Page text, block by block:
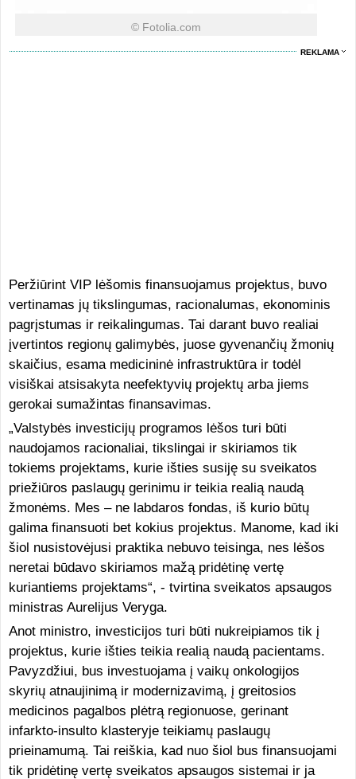
© Fotolia.com
REKLAMA
Peržiūrint VIP lėšomis finansuojamus projektus, buvo
vertinamas jų tikslingumas, racionalumas, ekonominis
pagrįstumas ir reikalingumas. Tai darant buvo realiai
įvertintos regionų galimybės, juose gyvenančių žmonių
skaičius, esama medicininė infrastruktūra ir todėl
visiškai atsisakyta neefektyvių projektų arba jiems
gerokai sumažintas finansavimas.
„Valstybės investicijų programos lėšos turi būti
naudojamos racionaliai, tikslingai ir skiriamos tik
tokiems projektams, kurie išties susiję su sveikatos
priežiūros paslaugų gerinimu ir teikia realią naudą
žmonėms. Mes – ne labdaros fondas, iš kurio būtų
galima finansuoti bet kokius projektus. Manome, kad iki
šiol nusistovėjusi praktika nebuvo teisinga, nes lėšos
neretai būdavo skiriamos mažą pridėtinę vertę
kuriantiems projektams“, - tvirtina sveikatos apsaugos
ministras Aurelijus Veryga.
Anot ministro, investicijos turi būti nukreipiamos tik į
projektus, kurie išties teikia realią naudą pacientams.
Pavyzdžiui, bus investuojama į vaikų onkologijos
skyrių atnaujinimą ir modernizavimą, į greitosios
medicinos pagalbos plėtrą regionuose, gerinant
infarkto-insulto klasteryje teikiamų paslaugų
prieinamumą. Tai reiškia, kad nuo šiol bus finansuojami
tik pridėtinę vertę sveikatos apsaugos sistemai ir ja